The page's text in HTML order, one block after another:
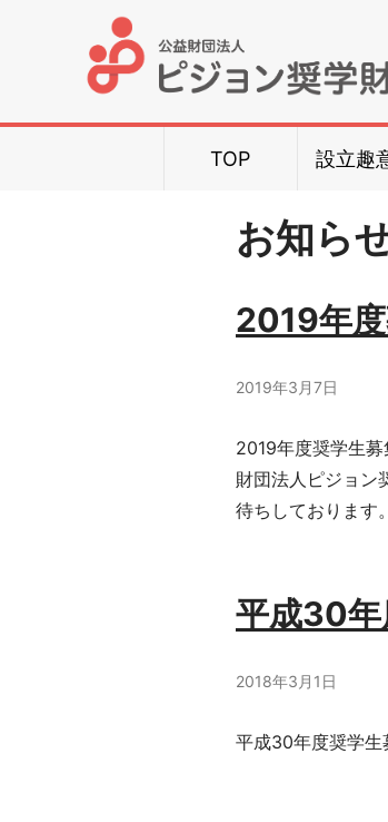
公
益
TOP 設立趣
お知ら
2019年
2019年3月7日
2019年度奨学生
財団法人ピジョ
待ちしております。
平成30年
2018年3月1日
平成30年度奨学生